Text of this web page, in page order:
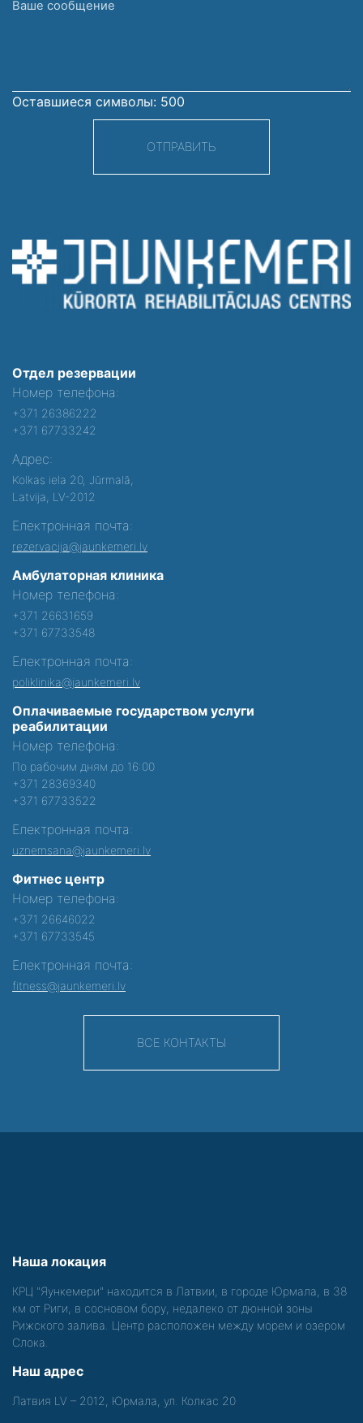
Ваше
Оставшиеся символы: 500
ОТПРАВИТЬ
Отдел резервации
Номер телефона:
+371 26386222
+371 67733242
Адрес:
Kolkas iela 20, Jūrmalā,
Latvija, LV-2012
Електронная почта:
rezervacija@jaunkemeri.lv
Амбулаторная клиника
Номер телефона:
+371 26631659
+371 67733548
Електронная почта:
poliklinika@jaunkemeri.lv
Оплачиваемые государством услуги
реабилитации
Номер телефона:
По рабочим дням до 16:00
+371 28369340
+371 67733522
Електронная почта:
uznemsana@jaunkemeri.lv
Фитнес центр
Номер телефона:
+371 26646022
+371 67733545
Електронная почта:
fitness@jaunkemeri.lv
ВСЕ КОНТАКТЫ
Наша локация
КРЦ "Яункемери" находится в Латвии, в городе Юрмала, в 38
км от Риги, в сосновом бору, недалеко от дюнной зоны
Рижского залива. Центр расположен между морем и озером
Слока.
Наш адрес
Латвия LV – 2012, Юрмала, ул. Колкас 20